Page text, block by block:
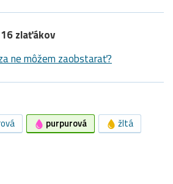
16 zlaťákov
ne môžem zaobstarať?
purpurová
žltá